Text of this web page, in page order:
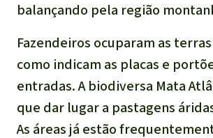
Áreas de
ambiental
balançando pela região
Fazendeiros ocuparam as
como indicam as placas e
entradas. A biodiversa Mata
que dar lugar a pastagens
As áreas já estão